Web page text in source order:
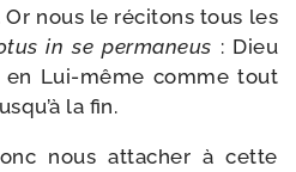
nous le réci­tons tous les
in se per­ma­neus : Dieu
Lui-​même comme tout
la fin.
nous atta­cher à cette